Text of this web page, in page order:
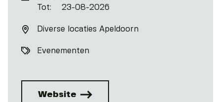
Tot:
23-08-2026
Diverse locaties Apeldoorn
Evenementen
Website